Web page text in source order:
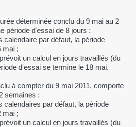
déterminée conclu du 9 mai au 2
période d'essai de 8 jours :
calendaire par défaut, la période
mai ;
un calcul en jours travaillés (du
d'essai se termine le 18 mai.
à compter du 9 mai 2011, comporte
semaines :
calendaires par défaut, la période
mai ;
un calcul en jours travaillés (du